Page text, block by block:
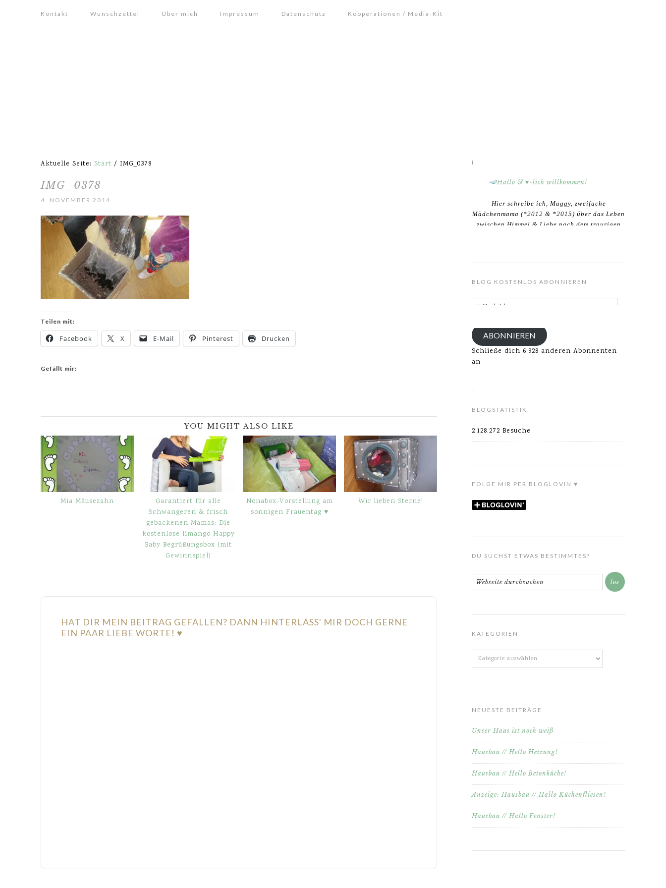
Kontakt Wunschzettel Über mich Impressum Datenschutz Kooperationen / Media-Kit
Aktuelle Seite: Start / IMG_0378
IMG_0378
4. NOVEMBER 2014
Teilen mit:
Facebook X E-Mail Pinterest Drucken
Gefällt mir:
YOU MIGHT ALSO LIKE
Mia Mäusezahn
Garantiert für alle
Schwangeren & frisch
gebackenen Mamas: Die
kostenlose limango Happy
Baby Begrüßungsbox (mit
Gewinnspiel)
Nonabox-Vorstellung am
sonnigen Frauentag ♥
Wir lieben Sterne!
HAT DIR MEIN BEITRAG GEFALLEN? DANN HINTERLASS' MIR DOCH GERNE
EIN PAAR LIEBE WORTE! ♥
HALLO & ♥-LICH WILLKOMMEN!
Hier schreibe ich, Maggy, zweifache
Mädchenmama (*2012 & *2015) über das Leben
zwischen Himmel & Liebe nach dem traurigen
BLOG KOSTENLOS ABONNIEREN
E-
Mail-
ABONNIEREN
Schließe dich 6.928 anderen Abonnenten
an
BLOGSTATISTIK
2.128.272 Besuche
FOLGE MIR PER BLOGLOVIN ♥
DU SUCHST ETWAS BESTIMMTES?
KATEGORIEN
Kategorien
NEUESTE BEITRÄGE
Unser Haus ist noch weiß
Hausbau // Hello Heizung!
Hausbau // Hello Betonküche!
Anzeige: Hausbau // Hallo Küchenfliesen!
Hausbau // Hallo Fenster!